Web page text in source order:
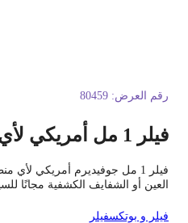
العرض: 80459
مل أمريكي لأي منطقة في الوجه
فيلر 1 مل جوفيديرم أمريكي لأي
أو الشفايف الكشفية مجانًا
و بوتكسفيلر